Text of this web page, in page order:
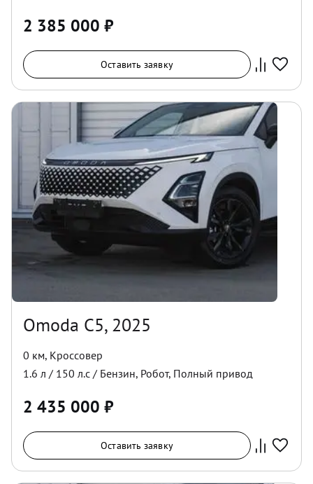
2 385 000 ₽
Оставить заявку
Omoda C5, 2025
0 км, Кроссовер
1.6 л / 150 л.с / Бензин, Робот, Полный привод
2 435 000 ₽
Оставить заявку